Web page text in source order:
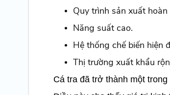
Quy trình sản xuất hoàn
Năng suất cao.
Hệ thống chế biến hiện
Thị trường xuất khẩu
Cá tra đã trở thành một